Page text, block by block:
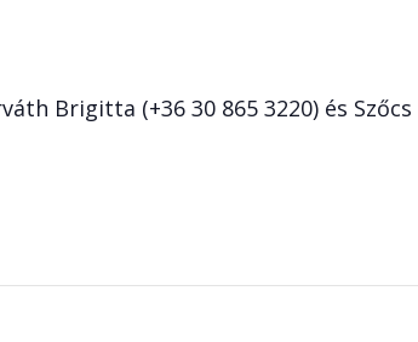
Brigitta (+36 30 865 3220) és Szőcs